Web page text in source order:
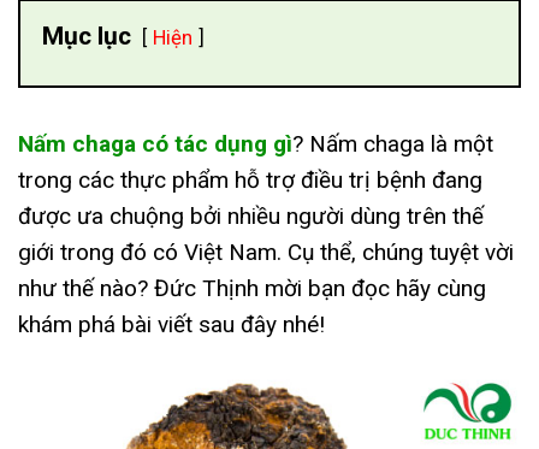
Mục lục Hiện
Nấm chaga có tác dụng gì? Nấm chaga là một
trong các thực phẩm hỗ trợ điều trị bệnh đang
được ưa chuộng bởi nhiều người dùng trên thế
giới trong đó có Việt Nam. Cụ thể, chúng tuyệt vời
như thế nào? Đức Thịnh mời bạn đọc hãy cùng
khám phá bài viết sau đây nhé!